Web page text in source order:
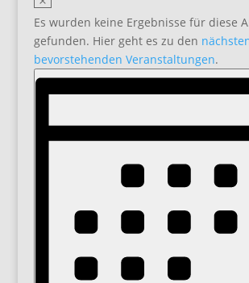
Es wurden keine Ergebnisse für diese
gefunden. Hier geht es zu den
bevorstehenden Veranstaltungen.
Ansichten-
Navigation
Veranstaltung
Ansichten-